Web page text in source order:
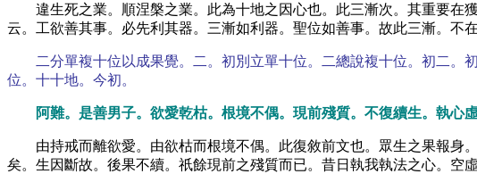
違生死之業。順涅槃之業。此為十地之因心也。此三漸次。其重要
云。工欲善其事。必先利其器。三漸如利器。聖位如善事。故此三漸。不
二分單複十位以成果覺。二。初別立單十位。二總說複十位。初二
位。十十地。今初。
阿難。是善男子。欲愛乾枯。根境不偶。現前殘質。不復續生。執心
由持戒而離欲愛。由欲枯而根境不偶。此復敘前文也。眾生之果報
矣。生因斷故。後果不續。祇餘現前之殘質而已。昔日執我執法之心。